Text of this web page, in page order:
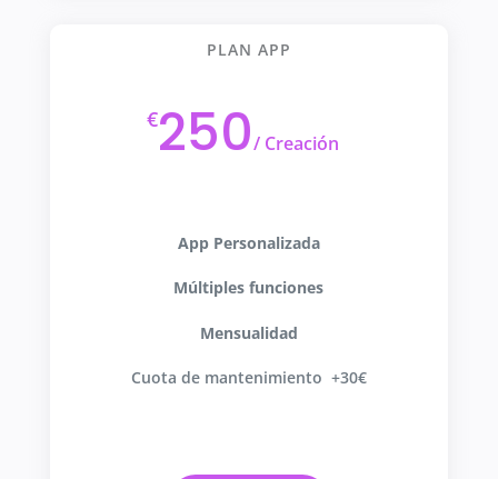
PLAN APP
€250/ Creación
App Personalizada
Múltiples funciones
Mensualidad
Cuota de mantenimiento +30€